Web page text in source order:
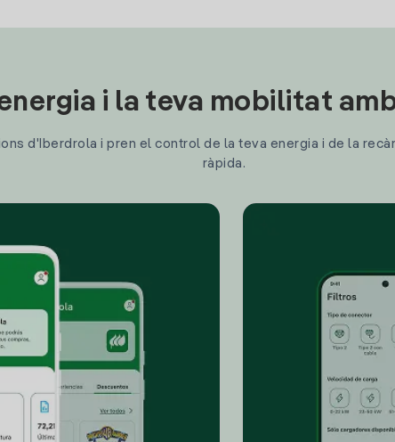
i la teva mobilitat
d'Iberdrola i pren el control de la teva energia i de la
ràpida.